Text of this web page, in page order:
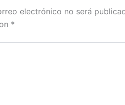
electrónico no será
*